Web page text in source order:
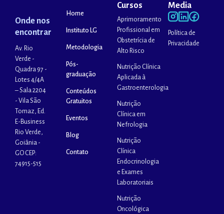
Onde nos
encontrar
Av. Rio
Verde -
Quadra 97 -
Lotes 4/4A
– Sala 2204
- Vila São
Tomaz, Ed.
E-Business
Rio Verde,
Goiânia -
GO CEP:
74915-515
Home
Instituto LG
Metodologia
Pós-
graduação
Conteúdos
Gratuitos
Eventos
Blog
Contato
Cursos
Aprimoramento
Profissional em
Obstetrícia de
Alto Risco
Nutrição Clínica
Aplicada à
Gastroenterologia
Nutrição
Clínica em
Nefrologia
Nutrição
Clínica
Endocrinologia
e Exames
Laboratoriais
Nutrição
Oncológica
Media
Política de
Privacidade